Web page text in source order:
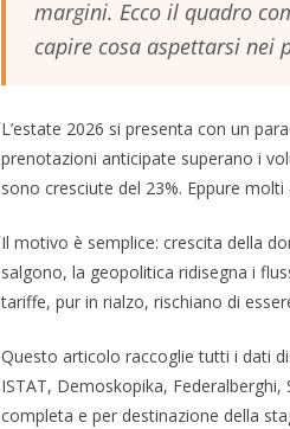
margini. Ecco il quadro
capire cosa aspettarsi nei
L’estate 2026 si presenta con un
prenotazioni anticipate superano i
sono cresciute del 23%. Eppure
Il motivo è semplice: crescita della
salgono, la geopolitica ridisegna i
tariffe, pur in rialzo, rischiano di
Questo articolo raccoglie tutti i dati
ISTAT, Demoskopika,
completa e per destinazione della